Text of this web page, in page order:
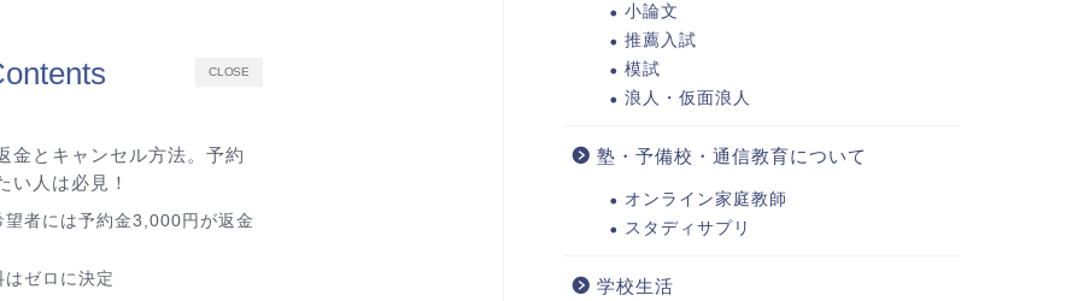
CLOSE
金とキャンセル方法。予約
い人は必見！
望者には予約金3,000円が返金
ゼロに決定
小論文
推薦入試
模試
浪人・仮面浪人
塾・予備校・通信教育について
オンライン家庭教師
スタディサプリ
学校生活